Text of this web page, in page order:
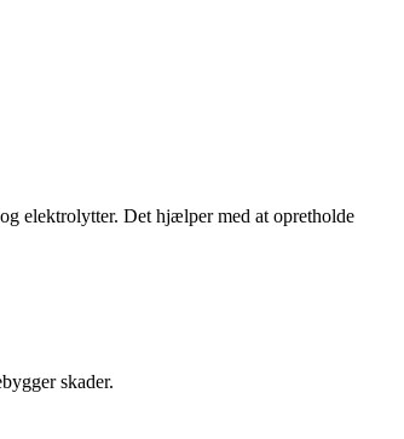
elektrolytter. Det hjælper med at opretholde
skader.